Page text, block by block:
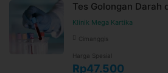
Tes Golongan Darah
Klinik Mega Kartika
Cimanggis
Harga Spesial
Rp47.500